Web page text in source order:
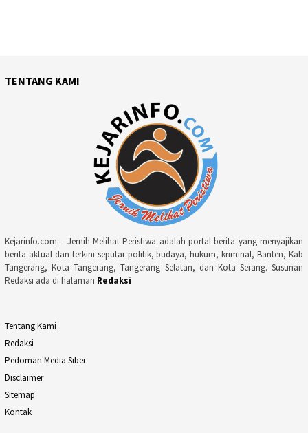
TENTANG KAMI
Kejarinfo.com – Jernih Melihat Peristiwa adalah portal berita yang menyajikan
berita aktual dan terkini seputar politik, budaya, hukum, kriminal, Banten, Kab
Tangerang, Kota Tangerang, Tangerang Selatan, dan Kota Serang. Susunan
Redaksi ada di halaman Redaksi
Tentang Kami
Redaksi
Pedoman Media Siber
Disclaimer
Sitemap
Kontak